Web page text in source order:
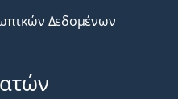
Δεδομένων